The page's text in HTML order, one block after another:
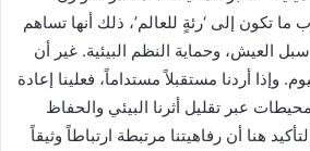
ما تكون إلى ‘رئةٍ للعالم’، ذلك أنها تساهم
العيش، وحماية النظم البيئية. غير أن
وإذا أردنا مستقبلاً مستداماً، فعلينا إعادة
عبر تقليل أثرنا البيئي والحفاظ
هنا أن رفاهيتنا مرتبطة ارتباطاً وثيقاً